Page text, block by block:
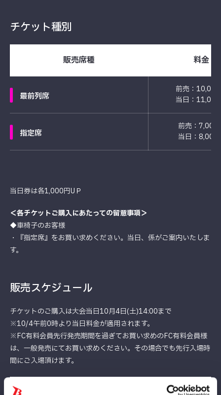
チケット種別
販売席種 料金
最前列席
前売：
当日：
指定席
前売：7,000
当日：8,000
当日券は各1,000円UＰ
＜各チケットご購入にあたっての留意事項＞
◆車椅子のお客様
・『指定席』をお買い求めください。当日、係がご案内いたしま
す。
販売スケジュール
チケットのご購入は大会当日10月4日(土)14:00まで
※10/4午前0時より当日料金が適用されます。
※FC有料会員先行発売期間を過ぎてお買い求めのFC有料会員様
は、一般発売にてお買い求めください。その場合でも先行入場時
間にご入場頂けます。